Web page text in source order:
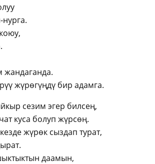
жандаганда.
жүрөгүңдү бир адамга.
сезим эгер билсең,
куса болуп жүрсөң.
жүрөк сыздап турат,
даамын,